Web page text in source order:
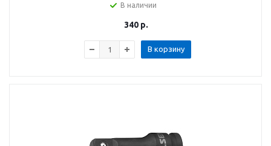
В наличии
340р.
В корзину